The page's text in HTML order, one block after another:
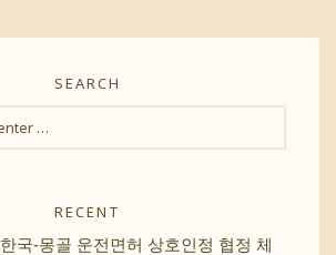
SEARCH
RECENT
한국-몽골 운전면허 상호인정 협정 체